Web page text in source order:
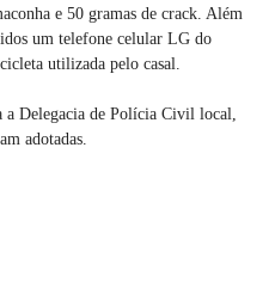
e 50 gramas de crack. Além
um telefone celular LG do
utilizada pelo casal.
a Delegacia de Polícia Civil local,
adotadas.